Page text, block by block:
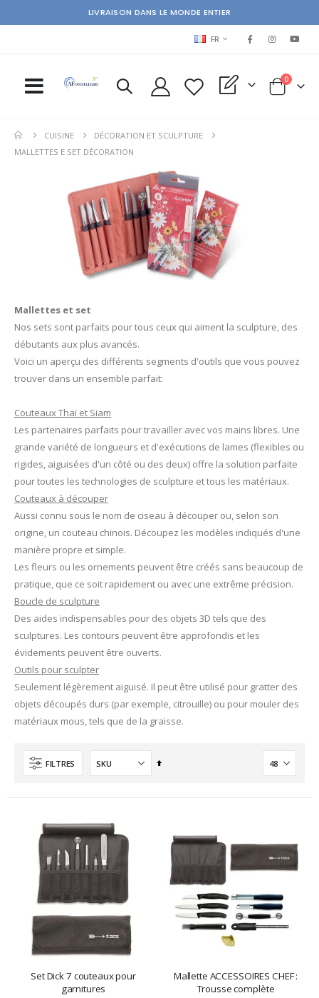
LIVRAISON DANS LE MONDE ENTIER
LANGUAGE
FR
My Quote Cart
0items
CUISINE
DÉCORATION ET SCULPTURE
MALLETTES E SET DÉCORATION
Mallettes et set
Nos sets sont parfaits pour tous ceux qui aiment la sculpture, des
débutants aux plus avancés.
Voici un aperçu des différents segments d'outils que vous pouvez
trouver dans un ensemble parfait:
Couteaux Thaï et Siam
Les partenaires parfaits pour travailler avec vos mains libres. Une
grande variété de longueurs et d'exécutions de lames (flexibles ou
rigides, aiguisées d'un côté ou des deux) offre la solution parfaite
pour toutes les technologies de sculpture et tous les matériaux.
Couteaux à découper
Aussi connu sous le nom de ciseau à découper ou, selon son
origine, un couteau chinois. Découpez les modèles indiqués d'une
manière propre et simple.
Les fleurs ou les ornements peuvent être créés sans beaucoup de
pratique, que ce soit rapidement ou avec une extrême précision.
Boucle de sculpture
Des aides indispensables pour des objets 3D tels que des
sculptures. Les contours peuvent être approfondis et les
évidements peuvent être ouverts.
Outils pour sculpter
Seulement légèrement aiguisé. Il peut être utilisé pour gratter des
objets découpés durs (par exemple, citrouille) ou pour mouler des
matériaux mous, tels que de la graisse.
FILTRES
Ordre
Set Dick 7 couteaux pour
garnitures
Mallette ACCESSOIRES CHEF :
Trousse complète